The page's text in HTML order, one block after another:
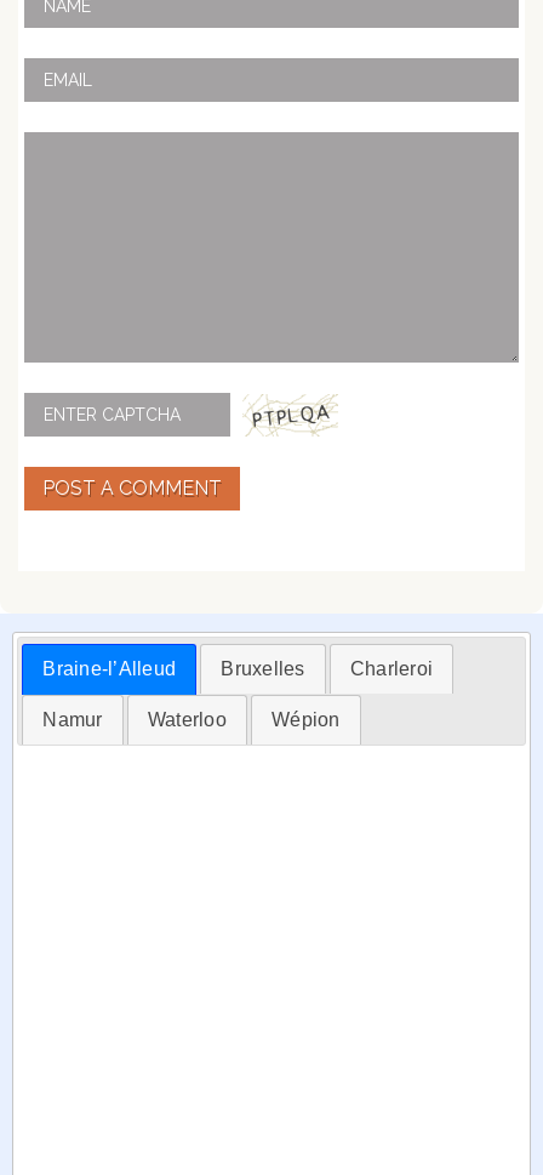
POST A COMMENT
Braine-l’Alleud Bruxelles Charleroi
Namur Waterloo Wépion